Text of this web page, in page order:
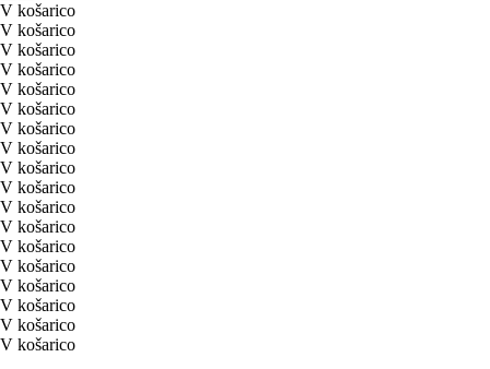
V košarico
V košarico
V košarico
V košarico
V košarico
V košarico
V košarico
V košarico
V košarico
V košarico
V košarico
V košarico
V košarico
V košarico
V košarico
V košarico
V košarico
V košarico